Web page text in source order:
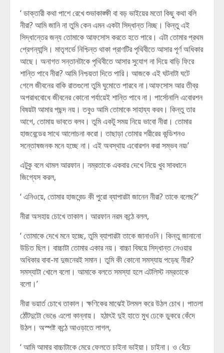
‘ ডাক্তারী কথা পাশে রেখে শুভাকাঙ্ক্ষী বা বড় ভাইয়ের মতো কিছু কথা বলি
নীরা? আমি জানি না তুমি কেন এমন একটা সিদ্ধান্ত নিচ্ছ। কিন্তু এই
সিদ্ধান্তের জন্য তোমাকে আফসোস করতে হতে পারে। এটা তোমার প্রথম
প্রেগন্যান্সি। মাতৃগর্ভে নিশ্চিন্ত থাকা প্রাণটির পৃথিবীতে আসার পূর্ণ অধিকার
আছে। অনাগত সন্তানটাকে পৃথিবীতে আসার সুযোগ না দিয়ে বাড়ি ফিরে
শান্তি পাবে নীরা? আমি নিশ্চয়তা দিতে পারি। আজকে এই ঘটনাটা ঘটে
গেলে জীবনের বাকি রাতগুলো তুমি ঘুমোতে পারবে না।আফসোস আর তীব্র
অপরাধবোধে জীবনের কোনো পর্যায়েই শান্তি পাবে না। পার্সোনালি এবোরশন
বিষয়টা আমার পছন্দ নয়। তবুও আমি তোমাকে সাহায্য করব। কিন্তু তার
আগে, তোমায় ভাবতে বলব। তুমি একটু সময় নিয়ে ভাবো নীরা। তোমার
হাজবেন্ডের সাথে আলোচনা করো। তাছাড়া তোমার শরীরের কন্ডিশনও
সন্তোষজনক মনে হচ্ছে না। এই অবস্থায় এবোরশন করা সম্ভব নয়৷’
এটুকু বলে থামল আরফান। নম্রতাকে একবার দেখে নিয়ে খুব সাবধানে
জিগ্যেস করল,
‘ এনিওয়ে, তোমার হাজবেন্ড কী পুরো ব্যাপারটা জানেন নীরা? তাকে বলেছ?’
নীরা অসহায় চোখে তাকাল। আরফান নরম কন্ঠে বলল,
‘ তোমাকে দেখে মনে হচ্ছে, তুমি ব্যাপারটা তাকে জানাওনি। কিন্তু জানানো
উচিত ছিল। বাচ্চাটা তোমার একার নয়। বাচ্চা বিষয়ে সিদ্ধান্ত নেওয়ার
অধিকার বাবা-মা দুজনেরই সমান। তুমি কী কোনো সমস্যায় পড়েছ নীরা?
সমস্যাটা খোলে বলো। আমাকে বলতে সমস্যা হলে এটলিস্ট নম্রতাকে
বলো।’
নীরা ভয়ার্ত চোখে তাকাল। ক্ষণিকের মাঝেই টলমল করে উঠল চোখ। পাতলা
ঠোঁটদুটো ভেঙে এলো কান্নায়। হঠাৎই দুই হাতে মুখ ঢেকে ডুকরে কেঁদে
উঠল। অস্পষ্ট কন্ঠে আওড়াতে লাগল,
‘ আমি আমার বাচ্চাটাকে মেরে ফেলতে চাইনা ভাইয়া। চাইনা। ও বেঁচে